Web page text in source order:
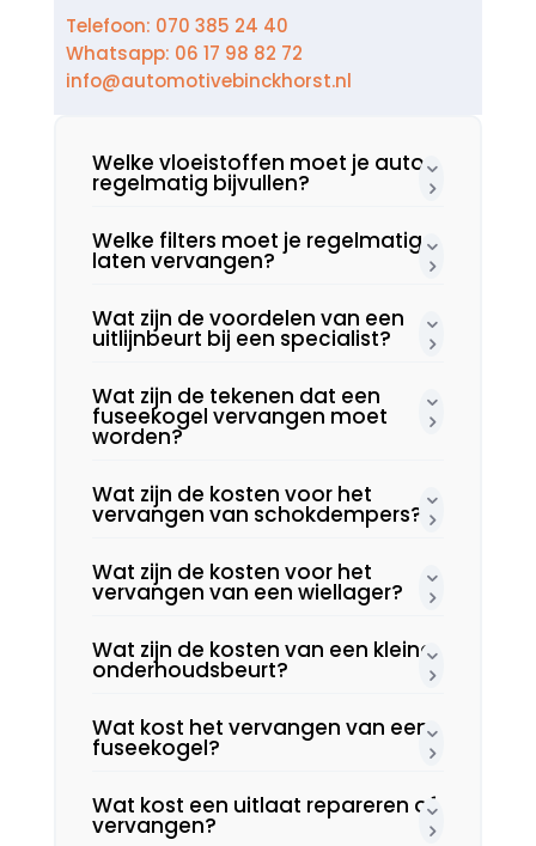
Telefoon: 070 385 24 40
Whatsapp: 06 17 98 82 72
info@automotivebinckhorst.nl
Welke vloeistoffen moet je auto
regelmatig bijvullen?
Welke filters moet je regelmatig
laten vervangen?
Wat zijn de voordelen van een
uitlijnbeurt bij een specialist?
Wat zijn de tekenen dat een
fuseekogel vervangen moet
worden?
Wat zijn de kosten voor het
vervangen van schokdempers?
Wat zijn de kosten voor het
vervangen van een wiellager?
Wat zijn de kosten van een kleine
onderhoudsbeurt?
Wat kost het vervangen van een
fuseekogel?
Wat kost een uitlaat repareren of
vervangen?